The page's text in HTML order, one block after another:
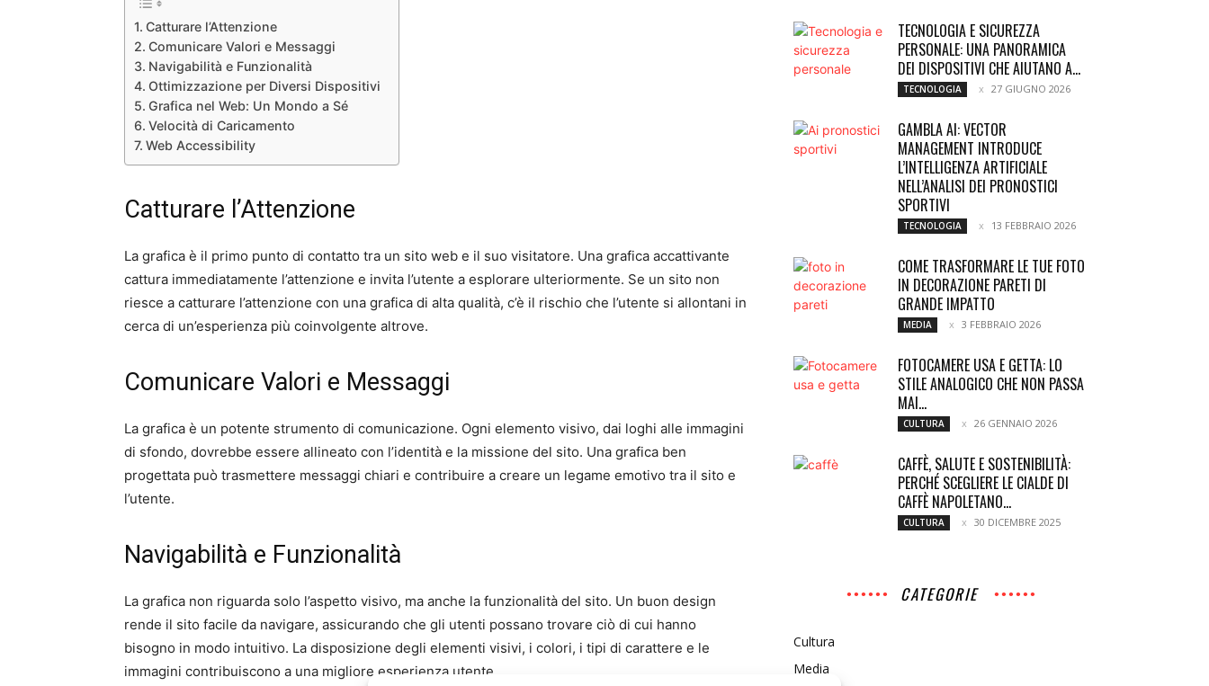
Catturare l’Attenzione
Comunicare Valori e Messaggi
Navigabilità e Funzionalità
Ottimizzazione per Diversi Dispositivi
Grafica nel Web: Un Mondo a Sé
Velocità di Caricamento
Web Accessibility
Catturare l’Attenzione
La grafica è il primo punto di contatto tra un sito web e il suo visitatore. Una grafica accattivante
cattura immediatamente l’attenzione e invita l’utente a esplorare ulteriormente. Se un sito non
riesce a catturare l’attenzione con una grafica di alta qualità, c’è il rischio che l’utente si allontani in
cerca di un’esperienza più coinvolgente altrove.
Comunicare Valori e Messaggi
La grafica è un potente strumento di comunicazione. Ogni elemento visivo, dai loghi alle immagini
di sfondo, dovrebbe essere allineato con l’identità e la missione del sito. Una grafica ben
progettata può trasmettere messaggi chiari e contribuire a creare un legame emotivo tra il sito e
l’utente.
Navigabilità e Funzionalità
La grafica non riguarda solo l’aspetto visivo, ma anche la funzionalità del sito. Un buon design
rende il sito facile da navigare, assicurando che gli utenti possano trovare ciò di cui hanno
bisogno in modo intuitivo. La disposizione degli elementi visivi, i colori, i tipi di carattere e le
immagini contribuiscono a una migliore esperienza utente.
TECNOLOGIA E SICUREZZA
PERSONALE: UNA PANORAMICA
DEI DISPOSITIVI CHE AIUTANO A...
TECNOLOGIA 27 GIUGNO 2026
GAMBLA AI: VECTOR
MANAGEMENT INTRODUCE
L’INTELLIGENZA ARTIFICIALE
NELL’ANALISI DEI PRONOSTICI
SPORTIVI
TECNOLOGIA 13 FEBBRAIO 2026
COME TRASFORMARE LE TUE FOTO
IN DECORAZIONE PARETI DI
GRANDE IMPATTO
MEDIA 3 FEBBRAIO 2026
FOTOCAMERE USA E GETTA: LO
STILE ANALOGICO CHE NON PASSA
MAI...
CULTURA 26 GENNAIO 2026
CAFFÈ, SALUTE E SOSTENIBILITÀ:
PERCHÉ SCEGLIERE LE CIALDE DI
CAFFÈ NAPOLETANO...
CULTURA 30 DICEMBRE 2025
CATEGORIE
Cultura
Media